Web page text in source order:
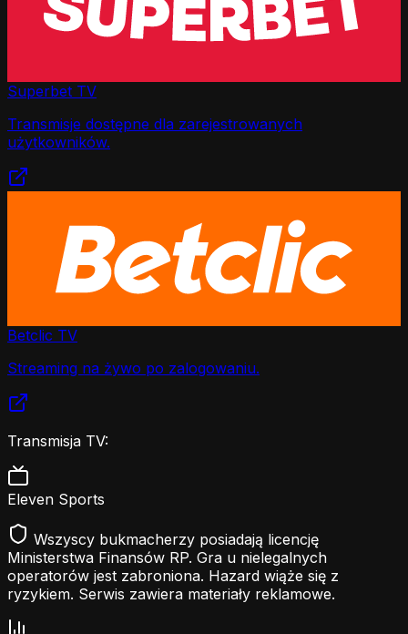
Superbet TV
Transmisje dostępne dla zarejestrowanych
użytkowników.
Betclic TV
Streaming na żywo po zalogowaniu.
Transmisja TV:
Eleven Sports
Wszyscy bukmacherzy posiadają licencję
Ministerstwa Finansów RP. Gra u nielegalnych
operatorów jest zabroniona. Hazard wiąże się z
ryzykiem. Serwis zawiera materiały reklamowe.